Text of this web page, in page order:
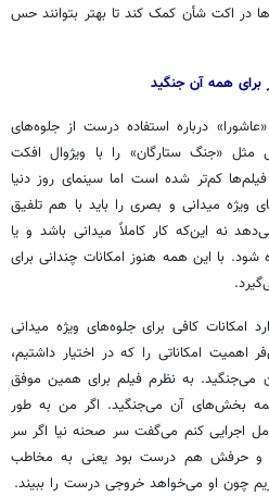
در اکت شأن کمک کند تا بهتر بتوانند حس
همه آن جنگید
درباره استفاده درست از جلوه‌های
مثل «جنگ ستارگان» را با ویژوال افکت
کم‌تر شده است اما سینمای روز دنیا
ویژه میدانی و بصری را باید با هم تلفیق
نه این‌که کار کاملاً میدانی باشد و یا
شود. با این همه هنوز امکانات چندانی برای
امکانات کافی برای جلوه‌های ویژه میدانی
اهمیت امکاناتی را که در اختیار داشتیم،
می‌جنگید. به نظرم فیلم برای همین موفق
بخش‌های آن می‌جنگید. اگر من به طور
اجرایی کنم می‌گفت سر صحنه نیا اگر سر
و حرفش هم درست بود یعنی به مخاطب
چون او می‌خواهد خروجی درست را ببیند.